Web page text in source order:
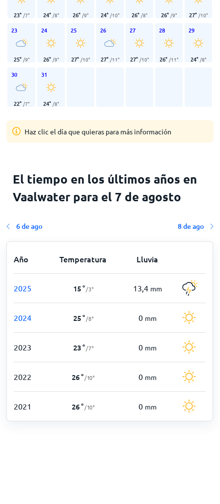
23° /7° 24° /8° 26° /9° 24° /10° 26° /8° 26° /9° 27° /10°
23
25° /9°
24
26° /9°
25
27° /10°
26
27° /11°
27
27° /10°
28
26° /11°
29
24° /8°
30
22° /7°
31
24° /8°
Haz clic el día que quieras para más información
El tiempo en los últimos años en
Vaalwater para el 7 de agosto
6 de ago 8 de ago
Año Temperatura Lluvia
2025 15° /3° 13,4 mm
2024 25° /8° 0 mm
2023 23° /7° 0 mm
2022 26° /10° 0 mm
2021 26° /10° 0 mm